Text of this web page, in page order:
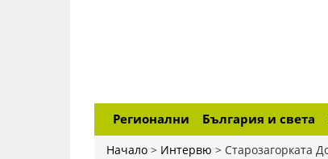
Регионални България и света
Начало > Интервю > Старозагорката